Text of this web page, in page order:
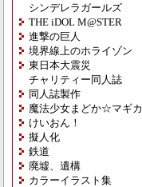
シンデレラガールズ
THE iDOL M@STER
進撃の巨人
境界線上のホライゾン
東日本大震災
チャリティー同人誌
同人誌製作
魔法少女まどか☆マギカ
けいおん！
擬人化
鉄道
廃墟、遺構
カラーイラスト集